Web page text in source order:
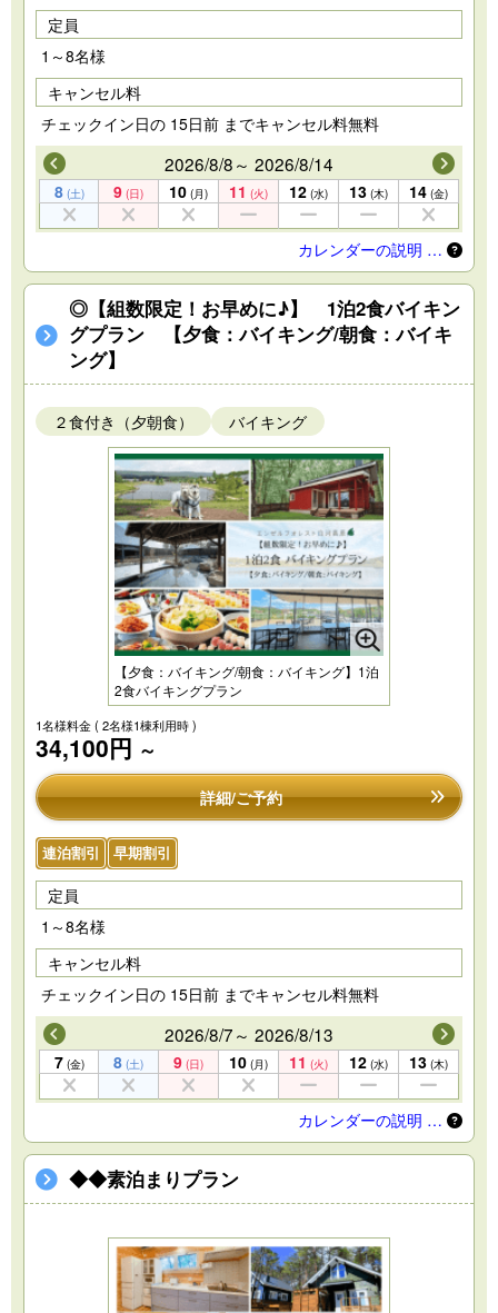
定員
1～8名様
キャンセル料
チェックイン日の 15日前 までキャンセル料無料
2026/8/8～ 2026/8/14
8 (土) 9 (日) 10 (月) 11 (火) 12 (水) 13 (木) 14 (金)
カレンダーの説明 …
◎【組数限定！お早めに♪】 1泊2食バイキン
グプラン 【夕食：バイキング/朝食：バイキ
ング】
２食付き（夕朝食） バイキング
【夕食：バイキング/朝食：バイキング】1泊
2食バイキングプラン
1名様料金( 2名様1棟利用時 )
34,100円 ～
詳細/ご予約
連泊割引 早期割引
定員
1～8名様
キャンセル料
チェックイン日の 15日前 までキャンセル料無料
2026/8/7～ 2026/8/13
7 (金) 8 (土) 9 (日) 10 (月) 11 (火) 12 (水) 13 (木)
カレンダーの説明 …
◆◆素泊まりプラン